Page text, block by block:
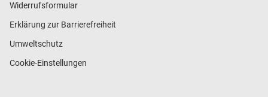
Widerrufsformular
Erklärung zur Barrierefreiheit
Umweltschutz
Cookie-Einstellungen